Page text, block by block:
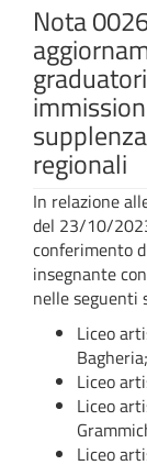
Nota
regionali
In relazione
del 23/10/
conferimento
insegnante
nelle seguenti
Liceo
Bagheria;
Liceo
Liceo
Liceo